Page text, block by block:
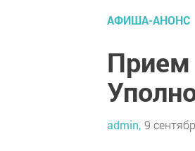
АФИША-АНОНС
Прием
admin, 9